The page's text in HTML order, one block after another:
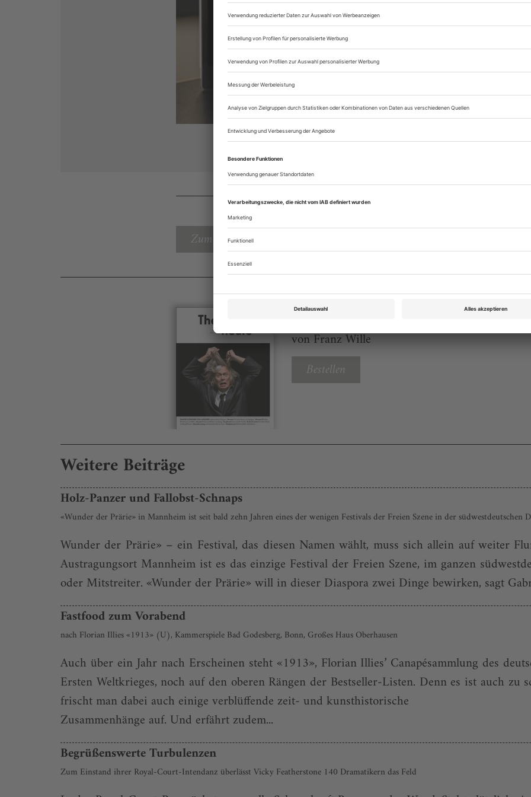
Lesegenuss auf
Zugang zum
Theater heute
Sie können alle Vorteile
Zum Inhaltsverzeichnis
Theater heute Dezember 2013
von Franz Wille
Bestellen
Weitere Beiträge
Holz-Panzer und Fallobst-Schnaps
«Wunder der Prärie» in Mannheim ist seit bald zehn Jahren eines der wenigen Festivals der Freien Szene in der südwestdeutschen
Wunder der Prärie» – ein Festival, das diesen Namen wählt, muss sich allein auf weiter
Austragungsort Mannheim ist es das einzige Festival der Freien Szene, im ganzen
oder Mitstreiter. «Wunder der Prärie» will in dieser Diaspora zwei Dinge bewirken, sagt
Fastfood zum Vorabend
nach Florian Illies «1913» (U), Kammerspiele Bad Godesberg, Bonn, Großes Haus Oberhausen
Auch über ein Jahr nach Erscheinen steht «1913», Florian Illies’ Canapésammlung des
Ersten Weltkrieges, noch auf den oberen Rängen der Bestseller-Listen. Denn es ist auch zu
frischt man dabei auch einige verblüffende zeit- und kunsthistorische
Zusammenhänge auf. Und erfährt zudem...
Begrüßenswerte Turbulenzen
Zum Einstand ihrer Royal-Court-Intendanz überlässt Vicky Featherstone 140 Dramatikern das Feld